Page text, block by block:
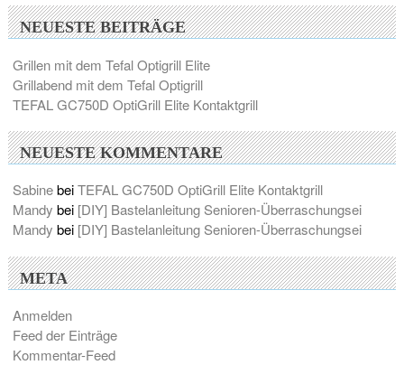
NEUESTE BEITRÄGE
Grillen mit dem Tefal Optigrill Elite
Grillabend mit dem Tefal Optigrill
TEFAL GC750D OptiGrill Elite Kontaktgrill
NEUESTE KOMMENTARE
SabinebeiTEFAL GC750D OptiGrill Elite Kontaktgrill
Mandy bei [DIY] Bastelanleitung Senioren-Überraschungsei
Mandy bei [DIY] Bastelanleitung Senioren-Überraschungsei
META
Anmelden
Feed der Einträge
Kommentar-Feed